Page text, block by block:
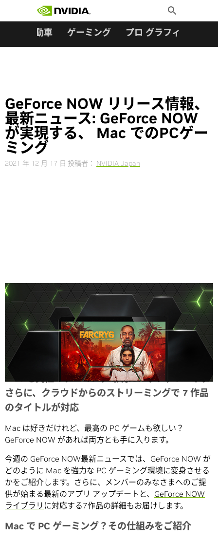
Toggle
Search
自動車 ゲーミング プロ グラフィックス
GeForce NOW リリース情報、
最新ニュース: GeForce NOW
が実現する、 Mac でのPCゲー
ミング
2021 年 12 月 17 日 投稿者： NVIDIA Japan
Mac を究極のゲーミング環境にアップグレード。
さらに、クラウドからのストリーミングで 7 作品
のタイトルが対応
Mac は好きだけれど、最高の PC ゲームも欲しい？
GeForce NOW があれば両方とも手に入ります。
今週の GeForce NOW最新ニュースでは、GeForce NOW が
どのように Mac を強力な PC ゲーミング環境に変身させる
かをご紹介します。さらに、メンバーのみなさまへのご提
供が始まる最新のアプリ アップデートと、 GeForce NOW
ライブラリ に対応する7作品の詳細もお届けします。
Mac で PC ゲーミング？その仕組みをご紹介